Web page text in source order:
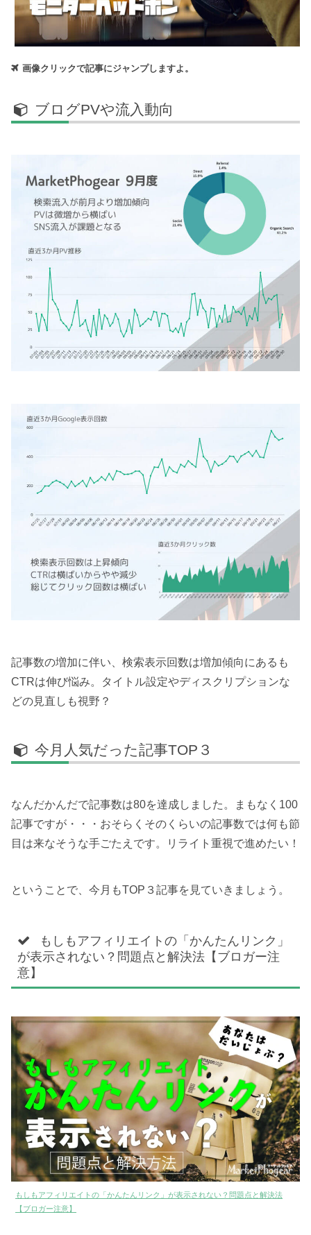
画像クリックで記事にジャンプしますよ。
ブログPVや流入動向
記事数の増加に伴い、検索表示回数は増加傾向にあるも
CTRは伸び悩み。タイトル設定やディスクリプションな
どの見直しも視野？
今月人気だった記事TOP３
なんだかんだで記事数は80を達成しました。まもなく100
記事ですが・・・おそらくそのくらいの記事数では何も節
目は来なそうな手ごたえです。リライト重視で進めたい！
ということで、今月もTOP３記事を見ていきましょう。
もしもアフィリエイトの「かんたんリンク」
が表示されない？問題点と解決法【ブロガー注
意】
もしもアフィリエイトの「かんたんリンク」が表示されない？問題点と解決法
【ブロガー注意】